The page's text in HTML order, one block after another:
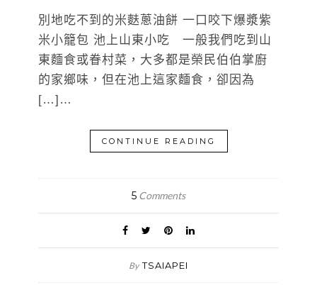
別地吃不到的米麩蔥油餅 一口咬下爆漿紫
米小籠包 池上山東小吃 一般我們吃到山
東麵食或眷村菜，大多都是榮民伯伯掌廚
的家鄉味，但在池上這家麵食，卻因為
[…]…
CONTINUE READING
5 Comments
By TSAIAPEI